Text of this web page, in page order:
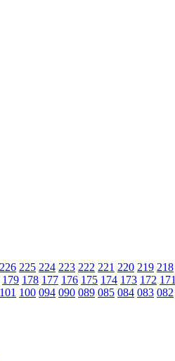
226 225 224 223 222 221 220 219 218
179 178 177 176 175 174 173 172 171
101 100 094 090 089 085 084 083 082